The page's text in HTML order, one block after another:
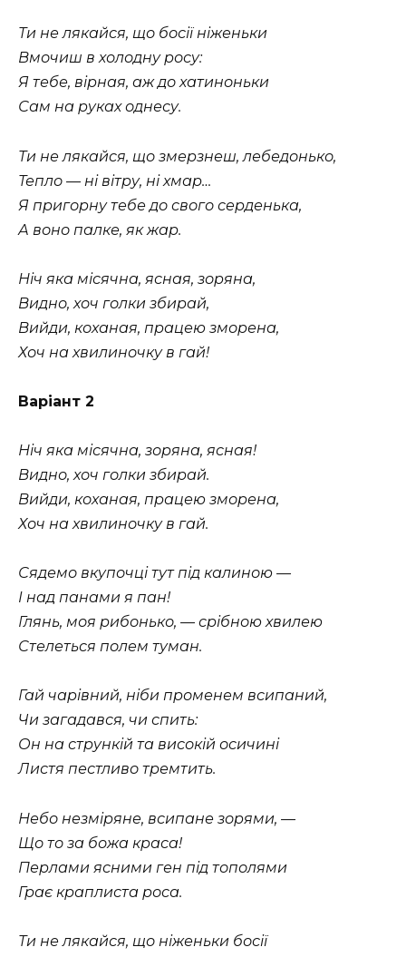
Ти не лякайся, що босії ніженьки
Вмочиш в холодну росу:
Я тебе, вірная, аж до хатиноньки
Сам на руках однесу.
Ти не лякайся, що змерзнеш, лебедонько,
Тепло — ні вітру, ні хмар…
Я пригорну тебе до свого серденька,
А воно палке, як жар.
Ніч яка місячна, ясная, зоряна,
Видно, хоч голки збирай,
Вийди, коханая, працею зморена,
Хоч на хвилиночку в гай!
Варіант 2
Нiч яка мiсячна, зоряна, ясная!
Видно, хоч голки збирай.
Вийди, коханая, працею зморена,
Хоч на хвилиночку в гай.
Сядемо вкупочцi тут пiд калиною —
I над панами я пан!
Глянь, моя рибонько, — срiбною хвилею
Стелеться полем туман.
Гай чарiвний, нiби променем всипаний,
Чи загадався, чи спить:
Он на стрункiй та високiй осичинi
Листя пестливо тремтить.
Небо незмiряне, всипане зорями, —
Що то за божа краса!
Перлами ясними ген пiд тополями
Грає краплиста роса.
Ти не лякайся, що нiженьки босiї